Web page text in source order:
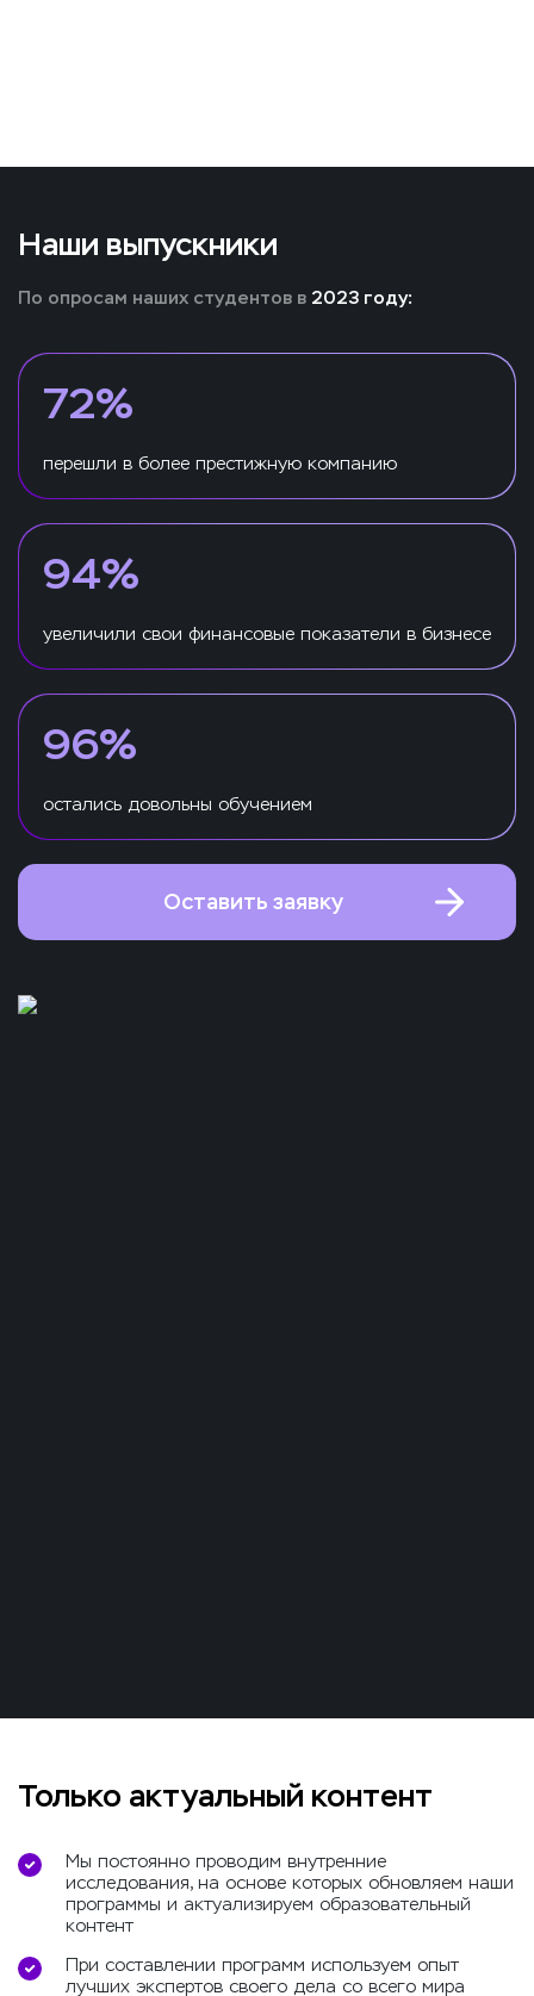
Наши выпускники
По опросам наших студентов в 2023 году:
72%
перешли в более престижную компанию
94%
увеличили свои финансовые показатели в бизнесе
96%
остались довольны обучением
Оставить заявку
Только актуальный контент
Мы постоянно проводим внутренние
исследования, на основе которых обновляем наши
программы и актуализируем образовательный
контент
При составлении программ используем опыт
лучших экспертов своего дела со всего мира